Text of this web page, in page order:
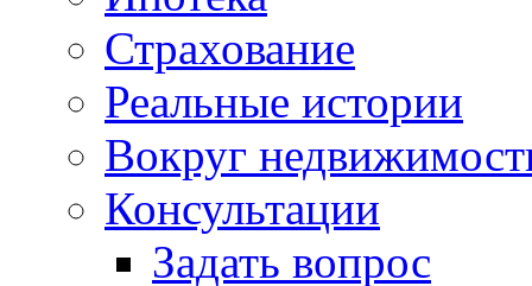
Страхование
Реальные истории
Вокруг
Консультации
Задать вопрос